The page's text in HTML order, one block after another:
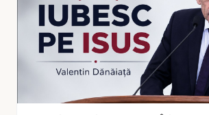
Valentin Dănăiață abordează o temă
ignorată sau tratată cu scepticism:
creștinilor de a se ruga pentru cei
autoritate, indiferent de orientarea
moralitatea lor personală.